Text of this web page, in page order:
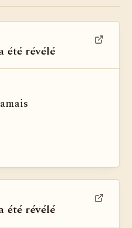
été révélé
été révélé